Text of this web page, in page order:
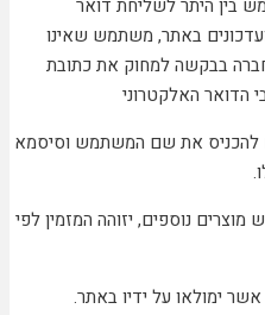
בין היתר לשליחת דואר
באתר, משתמש שאינו
בבקשה למחוק את כתובת
הדואר האלקטרוני
להכניס את שם המשתמש וסיסמא
נוספים, יזוהה המזמין לפי
ימולאו על ידיו באתר.